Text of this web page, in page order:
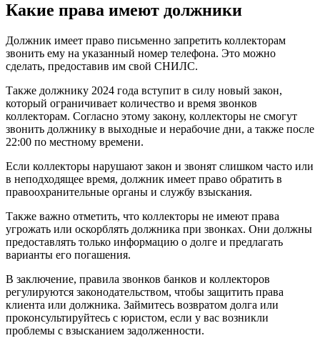
Какие права имеют должники
Должник имеет право письменно запретить коллекторам
звонить ему на указанный номер телефона. Это можно
сделать, предоставив им свой СНИЛС.
Также должнику 2024 года вступит в силу новый закон,
который ограничивает количество и время звонков
коллекторам. Согласно этому закону, коллекторы не смогут
звонить должнику в выходные и нерабочие дни, а также после
22:00 по местному времени.
Если коллекторы нарушают закон и звонят слишком часто или
в неподходящее время, должник имеет право обратить в
правоохранительные органы и службу взыскания.
Также важно отметить, что коллекторы не имеют права
угрожать или оскорблять должника при звонках. Они должны
предоставлять только информацию о долге и предлагать
варианты его погашения.
В заключение, правила звонков банков и коллекторов
регулируются законодательством, чтобы защитить права
клиента или должника. Займитесь возвратом долга или
проконсультируйтесь с юристом, если у вас возникли
проблемы с взысканием задолженности.